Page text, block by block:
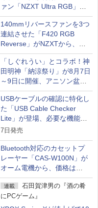
ァン「NZXT Ultra RGB」が
発売、計8製品
140mmリバースファンを3つ
連結させた「F420 RGB
Reverse」がNZXTから、単
一フレーム採用
「しぐれうい」とコラボ！神
田明神「納涼祭り」が8月7日
～9日に開催、アニソン盆踊
りや屋台グルメなどもあり
USBケーブルの確認に特化し
た「USB Cable Checker
Lite」が登場、必要な機能を
凝縮しコンパクトに
7日発売
Bluetooth対応のカセットプ
レーヤー「CAS-W100N」が
オーム電機から、価格は
5,940円
連載
石田賀津男の『酒の肴
にPCゲーム』